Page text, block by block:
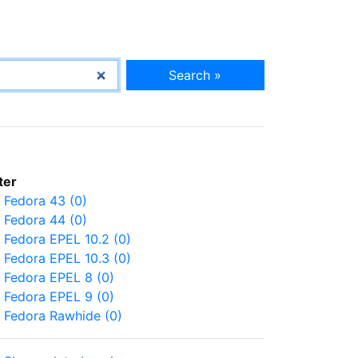
Search »
Fedora 43 (0)
Fedora 44 (0)
Fedora EPEL 10.2 (0)
Fedora EPEL 10.3 (0)
Fedora EPEL 8 (0)
Fedora EPEL 9 (0)
Fedora Rawhide (0)